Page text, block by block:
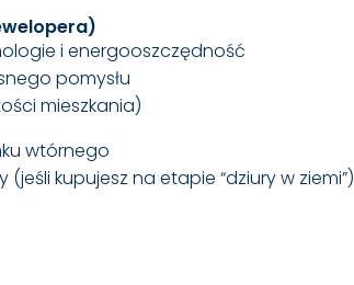
i energooszczędność
pomysłu
mieszkania)
wtórnego
kupujesz na etapie “dziury w ziemi”)